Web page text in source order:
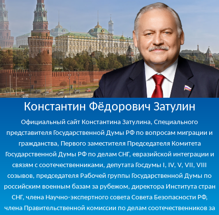
Константин Фёдорович Затулин
Официальный сайт Константина Затулина, Специального
представителя Государственной Думы РФ по вопросам миграции и
гражданства, Первого заместителя Председателя Комитета
Государственной Думы РФ по делам СНГ, евразийской интеграции и
связям с соотечественниками, депутата Госдумы I, IV, V, VII, VIII
созывов, председателя Рабочей группы Государственной Думы по
российским военным базам за рубежом, директора Института стран
СНГ, члена Научно-экспертного совета Совета Безопасности РФ,
члена Правительственной комиссии по делам соотечественников за